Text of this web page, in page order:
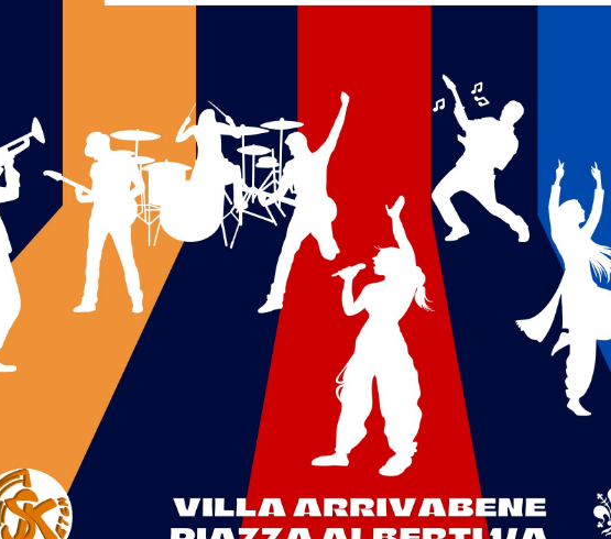
“Alex - Vita e morte di Alex Langer”
Testo e regia di Francesco Niccolini con Dimitri Frosali
Ore 22.00
"Opera Unica"
Di e con Fiamma Negri - Regia di Marino Sanchi, musica dal vivo di
Dellocchio
17 Luglio ore 21.00
Musica
Jonathan Spottiswoode in concerto
A cura di A.Gi.Mus. Firenze in collaborazione con Il Popolo del Blues
20 Luglio ore 21.00
Teatro
Spettacolo teatrale “Non ti conosco più!”
Compagnia Il vaso di pandora - Rassegna EstaTeatRotary